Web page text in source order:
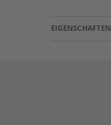
EIGENSCHAFTEN